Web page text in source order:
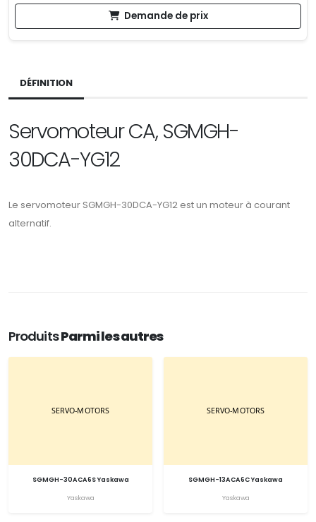
Demande de prix
DÉFINITION
Servomoteur CA, SGMGH-
30DCA-YG12
Le servomoteur SGMGH-30DCA-YG12 est un moteur à courant
alternatif.
ProduitsParmi les autres
SGMGH-30ACA6S Yaskawa
Yaskawa
SGMGH-13ACA6C Yaskawa
Yaskawa